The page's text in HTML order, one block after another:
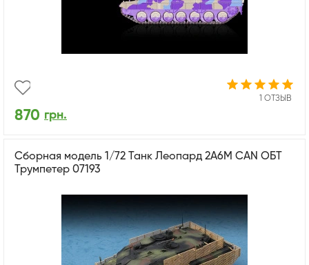
1 ОТЗЫВ
870 грн.
Сборная модель 1/72 Танк Леопард 2А6М CAN ОБТ
Трумпетер 07193